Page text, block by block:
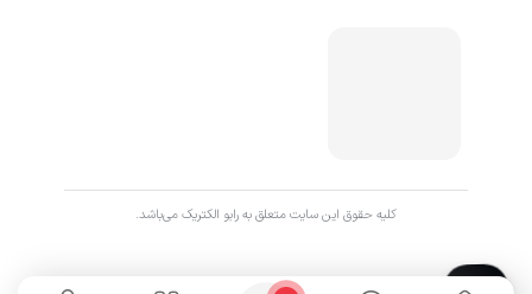
کاربران برای خرید پیشنهاد می دهیم که از کیفیت بالا و پشتیبانی و
همچنین گارانتی های طولانی مدت برخوردار باشند. اگر قصد دارید با خیالی
کليه حقوق اين سايت متعلق به رابو الکتریک می‌باشد.